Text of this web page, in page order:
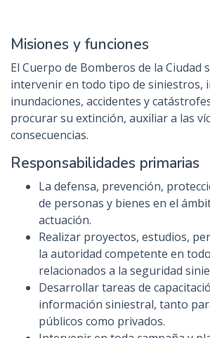
Misiones y funciones
El Cuerpo de Bomberos de la Ciudad
intervenir en todo tipo de siniestros,
inundaciones, accidentes y
procurar su extinción, auxiliar a las
consecuencias.
Responsabilidades primarias
La defensa, prevención,
de personas y bienes en el
actuación.
Realizar proyectos, estudios,
la autoridad competente en
relacionados a la seguridad
Desarrollar tareas de
información siniestral, tanto
públicos como privados.